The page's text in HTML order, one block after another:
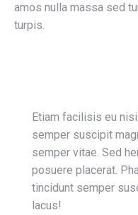
amos nulla massa sed
turpis.
Etiam facilisis eu
semper suscipit
semper vitae. Sed
posuere placerat.
tincidunt semper
lacus!